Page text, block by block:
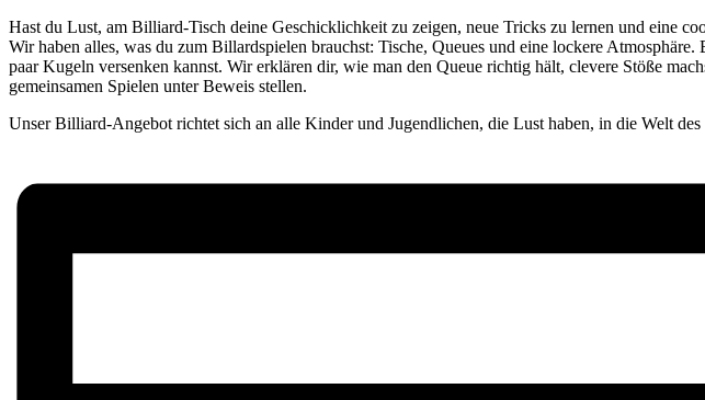
Hast du Lust, am Billiard-Tisch deine Geschicklichkeit zu zeigen, neue Tricks zu lernen und eine
Wir haben alles, was du zum Billardspielen brauchst: Tische, Queues und eine lockere
paar Kugeln versenken kannst. Wir erklären dir, wie man den Queue richtig hält, clevere Stöße
gemeinsamen Spielen unter Beweis stellen.
Unser Billiard-Angebot richtet sich an alle Kinder und Jugendlichen, die Lust haben, in die Welt